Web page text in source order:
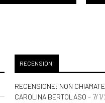
RECENSIONI
RECENSIONE: NON
CAROLINA BERTOLASO - 7/